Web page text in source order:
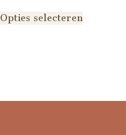
Opties selecteren